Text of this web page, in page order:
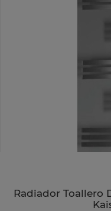
Radiador Toallero